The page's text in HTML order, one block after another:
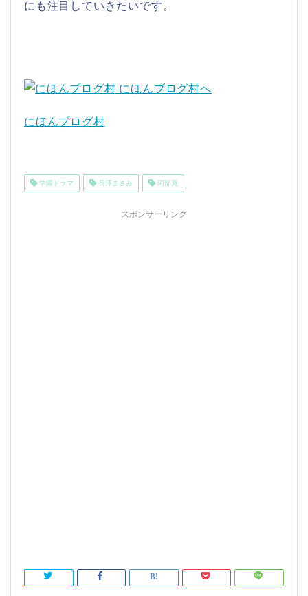
にも注目していきたいです。
にほんブログ村
学園ドラマ 長澤まさみ 阿部寛
スポンサーリンク